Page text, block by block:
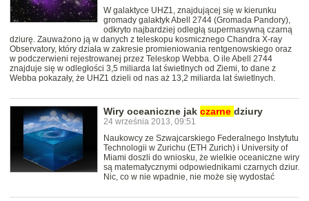
W galaktyce UHZ1, znajdującej się w kierunku
gromady galaktyk Abell 2744 (Gromada Pandory),
odkryto najbardziej odległą supermasywną czarną
dziurę. Zauważono ją w danych z teleskopu kosmicznego Chandra X-ray
Observatory, który działa w zakresie promieniowania rentgenowskiego oraz
w podczerwieni rejestrowanej przez Teleskop Webba. O ile Abell 2744
znajduje się w odległości 3,5 miliarda lat świetlnych od Ziemi, to dane z
Webba pokazały, że UHZ1 dzieli od nas aż 13,2 miliarda lat świetlnych.
Wiry oceaniczne jak czarne dziury
24 września 2013, 09:51
Naukowcy ze Szwajcarskiego Federalnego Instytutu
Technologii w Zurichu (ETH Zurich) i University of
Miami doszli do wniosku, że wielkie oceaniczne wiry
są matematycznymi odpowiednikami czarnych dziur.
Nic, co w nie wpadnie, nie może się wydostać